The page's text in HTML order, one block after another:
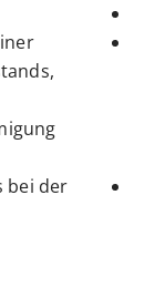
bei der